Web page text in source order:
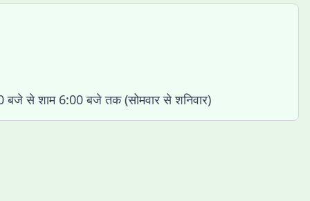
बजे से शाम 6:00 बजे तक (सोमवार से शनिवार)